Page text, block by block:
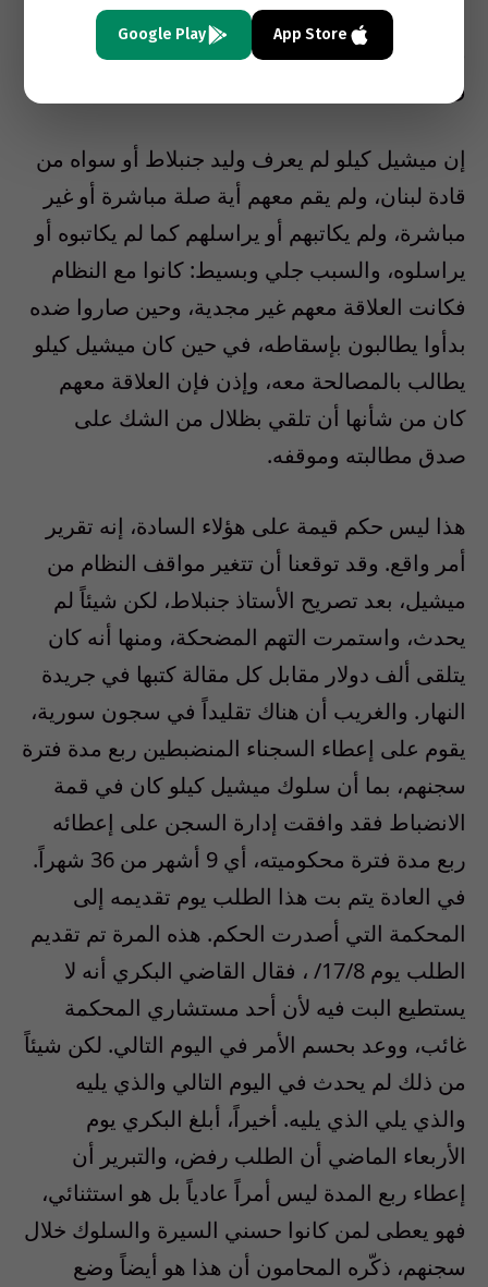
بدوره ولم يقم أي اتصال معه بل وانتقد موقفه
وموقف المثقفين السوريين لأنهم صدقوا النظام
ووعوده الإصلاحية.
إن ميشيل كيلو لم يعرف وليد جنبلاط أو سواه من
قادة لبنان، ولم يقم معهم أية صلة مباشرة أو غير
مباشرة، ولم يكاتبهم أو يراسلهم كما لم يكاتبوه أو
يراسلوه، والسبب جلي وبسيط: كانوا مع النظام
فكانت العلاقة معهم غير مجدية، وحين صاروا ضده
بدأوا يطالبون بإسقاطه، في حين كان ميشيل كيلو
يطالب بالمصالحة معه، وإذن فإن العلاقة معهم
كان من شأنها أن تلقي بظلال من الشك على
صدق مطالبته وموقفه.
هذا ليس حكم قيمة على هؤلاء السادة، إنه تقرير
أمر واقع. وقد توقعنا أن تتغير مواقف النظام من
ميشيل، بعد تصريح الأستاذ جنبلاط، لكن شيئاً لم
يحدث، واستمرت التهم المضحكة، ومنها أنه كان
يتلقى ألف دولار مقابل كل مقالة كتبها في جريدة
النهار. والغريب أن هناك تقليداً في سجون سورية،
يقوم على إعطاء السجناء المنضبطين ربع مدة فترة
سجنهم، بما أن سلوك ميشيل كيلو كان في قمة
الانضباط فقد وافقت إدارة السجن على إعطائه
ربع مدة فترة محكوميته، أي 9 أشهر من 36 شهراً.
في العادة يتم بت هذا الطلب يوم تقديمه إلى
المحكمة التي أصدرت الحكم. هذه المرة تم تقديم
الطلب يوم 17/8/ ، فقال القاضي البكري أنه لا
يستطيع البت فيه لأن أحد مستشاري المحكمة
غائب، ووعد بحسم الأمر في اليوم التالي. لكن شيئاً
من ذلك لم يحدث في اليوم التالي والذي يليه
والذي يلي الذي يليه. أخيراً، أبلغ البكري يوم
الأربعاء الماضي أن الطلب رفض، والتبرير أن
إعطاء ربع المدة ليس أمراً عادياً بل هو استثنائي،
فهو يعطى لمن كانوا حسني السيرة والسلوك خلال
سجنهم، ذكّره المحامون أن هذا هو أيضاً وضع
App Store
Google Play